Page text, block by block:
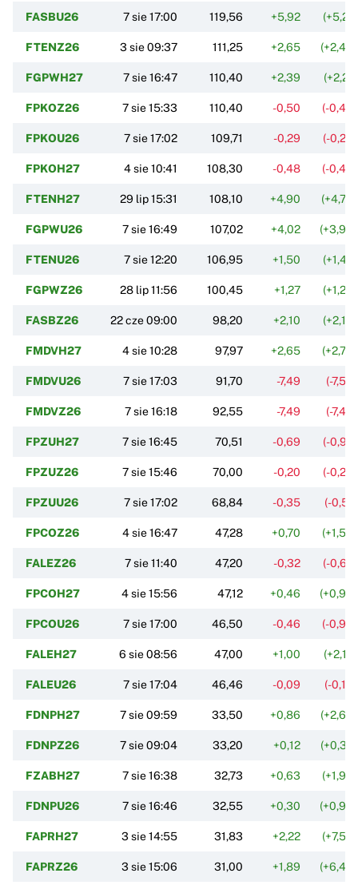
FASBU26 7 sie 17:00 119,56 +5,92
FTENZ26 3 sie 09:37 111,25 +2,65
FGPWH27 7 sie 16:47 110,40 +2,39
FPKOZ26 7 sie 15:33 110,40 -0,50 (-
FPKOU26 7 sie 17:02 109,71 -0,29 (-
FPKOH27 4 sie 10:41 108,30 -0,48 (-
FTENH27 29 lip 15:31 108,10 +4,90
FGPWU26 7 sie 16:49 107,02 +4,02
FTENU26 7 sie 12:20 106,95 +1,50
FGPWZ26 28 lip 11:56 100,45 +1,27
FASBZ26 22 cze 09:00 98,20 +2,10
FMDVH27 4 sie 10:28 97,97 +2,65
FMDVU26 7 sie 17:03 91,70 -7,49 (-
FMDVZ26 7 sie 16:18 92,55 -7,49 (-
FPZUH27 7 sie 16:45 70,51 -0,69 (-
FPZUZ26 7 sie 15:46 70,00 -0,20 (-
FPZUU26 7 sie 17:02 68,84 -0,35 (-
FPCOZ26 4 sie 16:47 47,28 +0,70
FALEZ26 7 sie 11:40 47,20 -0,32 (-
FPCOH27 4 sie 15:56 47,12 +0,46
FPCOU26 7 sie 17:00 46,50 -0,46 (-
FALEH27 6 sie 08:56 47,00 +1,00
FALEU26 7 sie 17:04 46,46 -0,09 (-
FDNPH27 7 sie 09:59 33,50 +0,86
FDNPZ26 7 sie 09:04 33,20 +0,12
FZABH27 7 sie 16:38 32,73 +0,63
FDNPU26 7 sie 16:46 32,55 +0,30
FAPRH27 3 sie 14:55 31,83 +2,22
FAPRZ26 3 sie 15:06 31,00 +1,89